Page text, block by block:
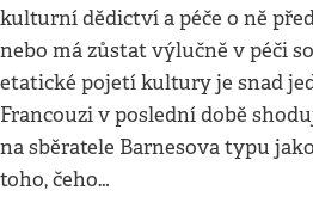
kulturní dědictví a péče o ně
nebo má zůstat výlučně v péči
etatické pojetí kultury je snad
Francouzi v poslední době
na sběratele Barnesova typu
toho, čeho…